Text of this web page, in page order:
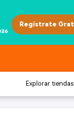
Explorar tiendas